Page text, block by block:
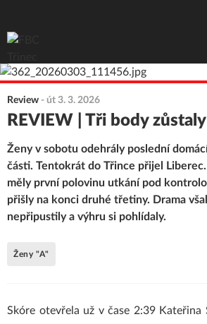
FBC Třinec
Review - út 3. 3. 2026
REVIEW | Tři body
Ženy v sobotu odehrály poslední
části. Tentokrát do Třince přijel
měly první polovinu utkání pod
přišly na konci druhé třetiny. Drama
nepřipustily a výhru si pohlídaly.
Ženy "A"
Skóre otevřela už v čase 2:39 Kateřina